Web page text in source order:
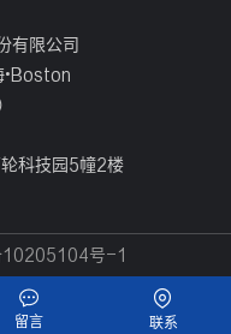
有限公司
•Boston
科技园5幢2楼
10205104号-1
留言 联系